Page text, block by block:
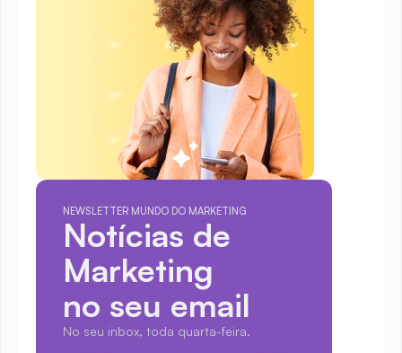
NEWSLETTER MUNDO DO MARKETING
Notícias de
Marketing
no seu email
No seu inbox, toda quarta-feira.